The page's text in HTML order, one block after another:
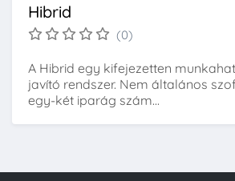
Hibrid
(0)
A Hibrid egy kifejezetten
javító rendszer. Nem általános
egy-két iparág szám...